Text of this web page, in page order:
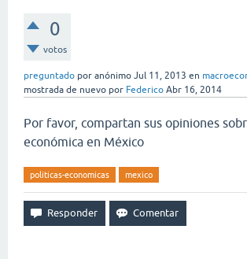
0
votos
preguntado por anónimo Jul 11, 2013 en
mostrada de nuevo por Federico Abr 16, 2014
Por favor, compartan sus opiniones
económica en México
politicas-economicas mexico